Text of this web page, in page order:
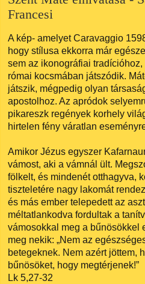
Francesi
A kép- amelyet Caravaggio
hogy stílusa ekkorra már
sem az ikonográfiai
római kocsmában játszódik.
játszik, mégpedig olyan
apostolhoz. Az apródok
pikareszk regények korhely
hirtelen fény váratlan
Amikor Jézus egyszer
vámost, aki a vámnál ült.
fölkelt, és mindenét otthagyva,
tiszteletére nagy lakomát
és más ember telepedett az
méltatlankodva fordultak a
vámosokkal meg a bűnösökkel
meg nekik: „Nem az
betegeknek. Nem azért jöttem,
bűnösöket, hogy megtérjenek!”
Lk 5,27-32